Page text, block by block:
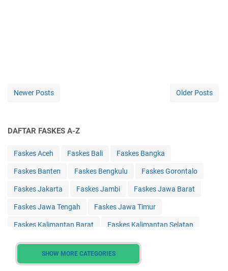
Newer Posts Older Posts
DAFTAR FASKES A-Z
Faskes Aceh Faskes Bali Faskes Bangka
Faskes Banten Faskes Bengkulu Faskes Gorontalo
Faskes Jakarta Faskes Jambi Faskes Jawa Barat
Faskes Jawa Tengah Faskes Jawa Timur
Faskes Kalimantan Barat Faskes Kalimantan Selatan
Faskes Kalimantan Tengah Faskes Kalimantan Timur
Faskes Kalimantan Utara Faskes Kepulauan Riau
SHOW MORE CATEGORIES